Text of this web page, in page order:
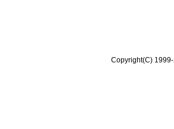
Copyright(C)